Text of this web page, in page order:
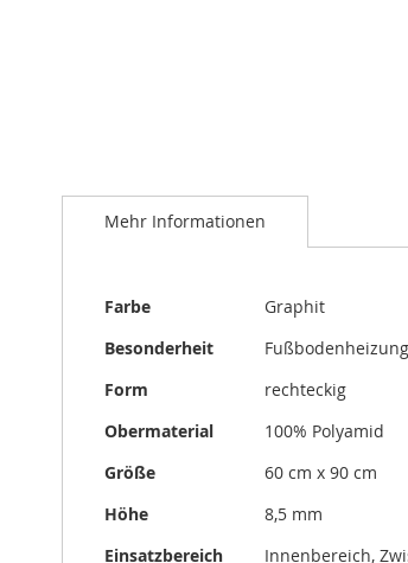
Anfang
Mehr Informationen
Mehr
Farbe
Graphit
Besonderheit
Form
rechteckig
Obermaterial
100% Polyamid
Größe
60 cm x 90 cm
Höhe
8,5 mm
Einsatzbereich
Innenbereich,